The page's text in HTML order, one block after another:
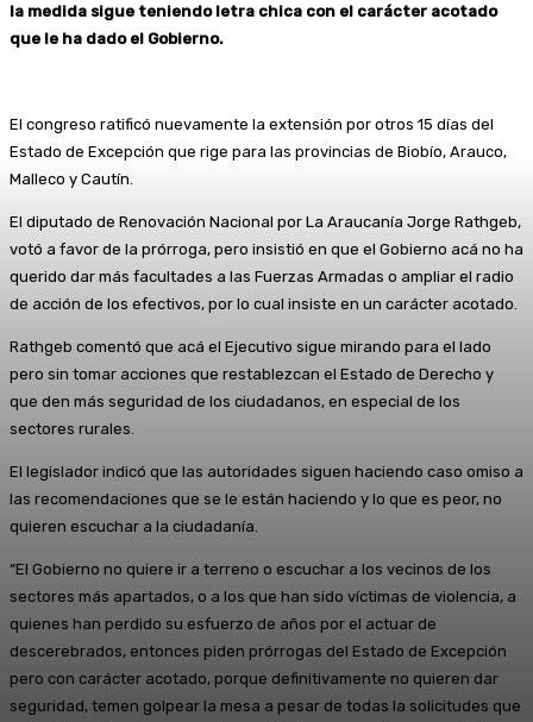
la medida sigue teniendo letra chica con el carácter acotado
que le ha dado el Gobierno.
El congreso ratificó nuevamente la extensión por otros 15 días del
Estado de Excepción que rige para las provincias de Biobío, Arauco,
Malleco y Cautín.
El diputado de Renovación Nacional por La Araucanía Jorge Rathgeb,
votó a favor de la prórroga, pero insistió en que el Gobierno acá no ha
querido dar más facultades a las Fuerzas Armadas o ampliar el radio
de acción de los efectivos, por lo cual insiste en un carácter acotado.
Rathgeb comentó que acá el Ejecutivo sigue mirando para el lado
pero sin tomar acciones que restablezcan el Estado de Derecho y
que den más seguridad de los ciudadanos, en especial de los
sectores rurales.
El legislador indicó que las autoridades siguen haciendo caso omiso a
las recomendaciones que se le están haciendo y lo que es peor, no
quieren escuchar a la ciudadanía.
“El Gobierno no quiere ir a terreno o escuchar a los vecinos de los
sectores más apartados, o a los que han sido víctimas de violencia, a
quienes han perdido su esfuerzo de años por el actuar de
descerebrados, entonces piden prórrogas del Estado de Excepción
pero con carácter acotado, porque definitivamente no quieren dar
seguridad, temen golpear la mesa a pesar de todas la solicitudes que